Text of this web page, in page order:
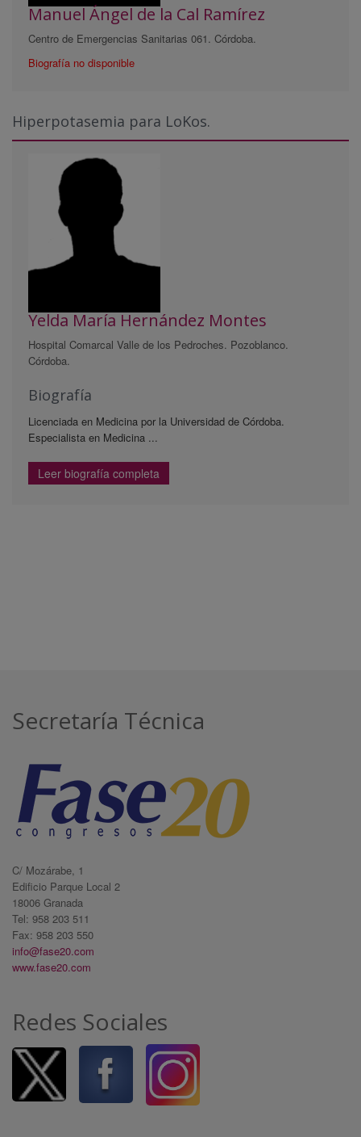
Manuel Ángel de la Cal Ramírez
Centro de Emergencias Sanitarias 061. Córdoba.
Biografía no disponible
Hiperpotasemia para LoKos.
Yelda María Hernández Montes
Hospital Comarcal Valle de los Pedroches. Pozoblanco.
Córdoba.
Biografía
Licenciada en Medicina por la Universidad de Córdoba.
Especialista en Medicina ...
Leer biografía completa
Secretaría Técnica
C/ Mozárabe, 1
Edificio Parque Local 2
18006 Granada
Tel: 958 203 511
Fax: 958 203 550
info@fase20.com
www.fase20.com
Redes Sociales